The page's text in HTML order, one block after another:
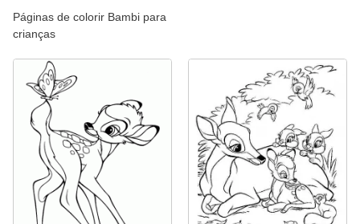
Páginas de colorir Bambi para
crianças